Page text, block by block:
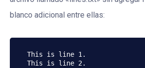
blanco adicional entre ellas:
This is line 1.
This is line 2.